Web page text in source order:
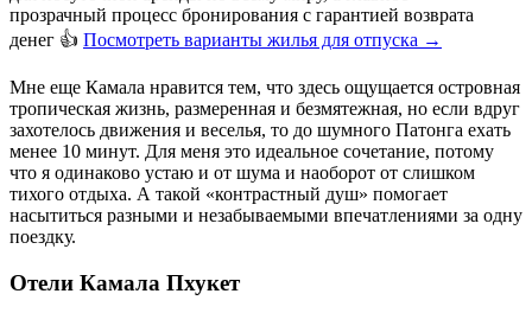
прозрачный процесс бронирования с гарантией возврата
денег 👍 Посмотреть варианты жилья для отпуска →
Мне еще Камала нравится тем, что здесь ощущается островная
тропическая жизнь, размеренная и безмятежная, но если вдруг
захотелось движения и веселья, то до шумного Патонга ехать
менее 10 минут. Для меня это идеальное сочетание, потому
что я одинаково устаю и от шума и наоборот от слишком
тихого отдыха. А такой «контрастный душ» помогает
насытиться разными и незабываемыми впечатлениями за одну
поездку.
Отели Камала Пхукет